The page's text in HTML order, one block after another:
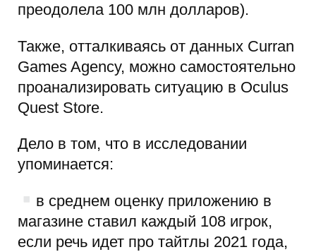
преодолела 100 млн долларов).
Также, отталкиваясь от данных Curran
Games Agency, можно самостоятельно
проанализировать ситуацию в Oculus
Quest Store.
Дело в том, что в исследовании
упоминается:
в среднем оценку приложению в
магазине ставил каждый 108 игрок,
если речь идет про тайтлы 2021 года,